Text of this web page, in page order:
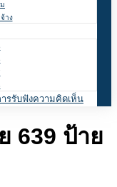
าง
รรับฟังความคิดเห็น
639 ป้าย